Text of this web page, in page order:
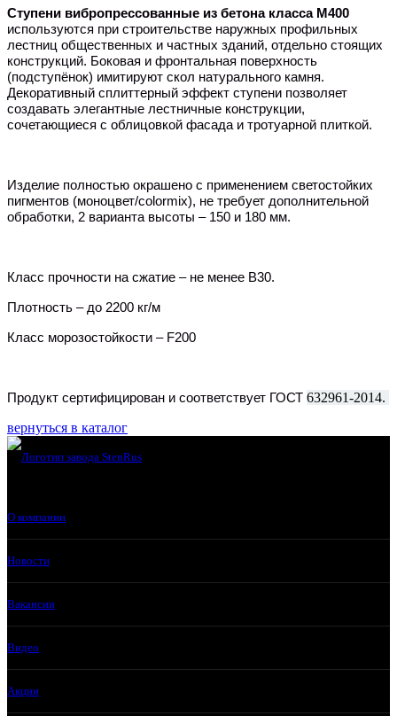
Ступени вибропрессованные из бетона класса М400
используются при строительстве наружных профильных
лестниц общественных и частных зданий, отдельно стоящих
конструкций. Боковая и фронтальная поверхность
(подступёнок) имитируют скол натурального камня.
Декоративный сплиттерный эффект ступени позволяет
создавать элегантные лестничные конструкции,
сочетающиеся с облицовкой фасада и тротуарной плиткой.
Изделие полностью окрашено с применением светостойких
пигментов (моноцвет/colormix), не требует дополнительной
обработки, 2 варианта высоты – 150 и 180 мм.
Класс прочности на сжатие – не менее B30.
Плотность – до 2200 кг/м
Класс морозостойкости – F200
Продукт сертифицирован и соответствует ГОСТ 632961-2014.
вернуться в каталог
О компании
Новости
Вакансии
Видео
Акции